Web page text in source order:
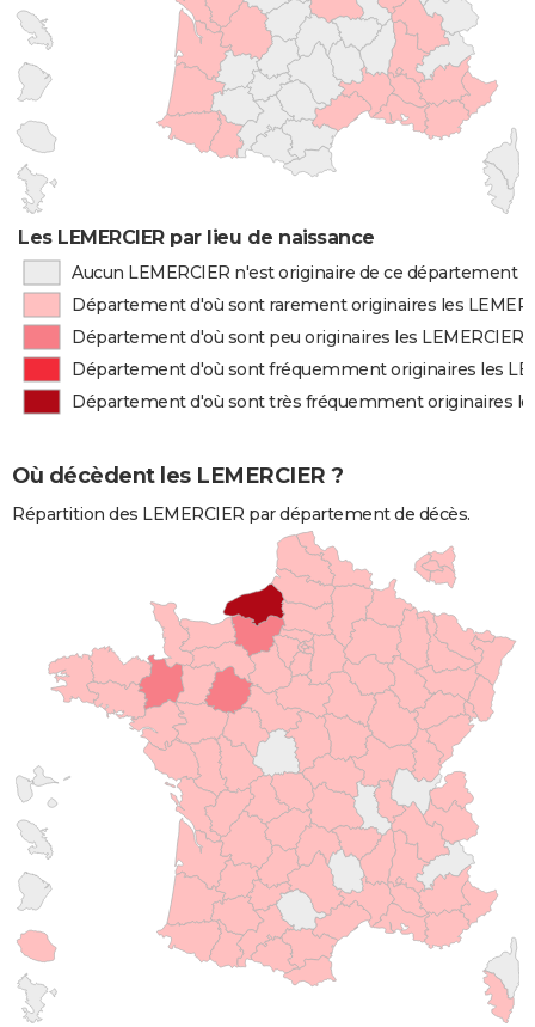
Les LEMERCIER par lieu de naissance
Aucun LEMERCIER n'est originaire de ce département
Département d'où sont rarement originaires les
Département d'où sont peu originaires les LEMERCIER
Département d'où sont fréquemment originaires les
Département d'où sont très fréquemment originaires
Où décèdent les LEMERCIER ?
Répartition des LEMERCIER par département de décès.